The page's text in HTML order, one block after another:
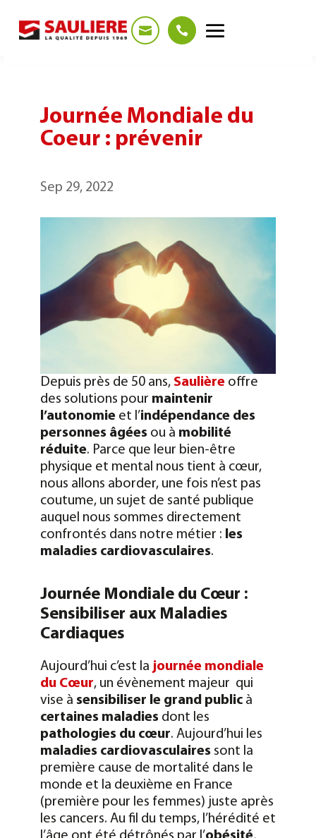
Journée Mondiale du
Coeur : prévenir
Sep 29, 2022
Depuis près de 50 ans, Saulièreoffre
des solutions pour maintenir
l’autonomieet l’indépendancedes
personnes âgées ou à mobilité
réduite. Parce que leur bien-être
physique et mental nous tient à cœur,
nous allons aborder, une fois n’est pas
coutume, un sujet de santé publique
auquel nous sommes directement
confrontés dans notre métier : les
maladies cardiovasculaires.
Journée Mondiale du Cœur :
Sensibiliser aux Maladies
Cardiaques
Aujourd’hui c’est la journée mondiale
du Cœur, un évènement majeur qui
vise à sensibiliser le grand publicà
certaines maladies dont les
pathologies du cœur. Aujourd’hui les
maladies cardiovasculaires sont la
première cause de mortalité dans le
monde et la deuxième en France
(première pour les femmes) juste après
les cancers. Au fil du temps, l’hérédité et